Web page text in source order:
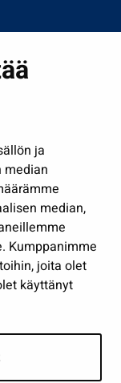
ja
median
median,
Kumppanimme
joita olet
käyttänyt